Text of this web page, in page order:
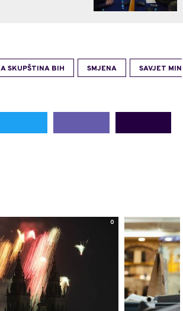
SKUPŠTINA BIH SMJENA SAVJET
0